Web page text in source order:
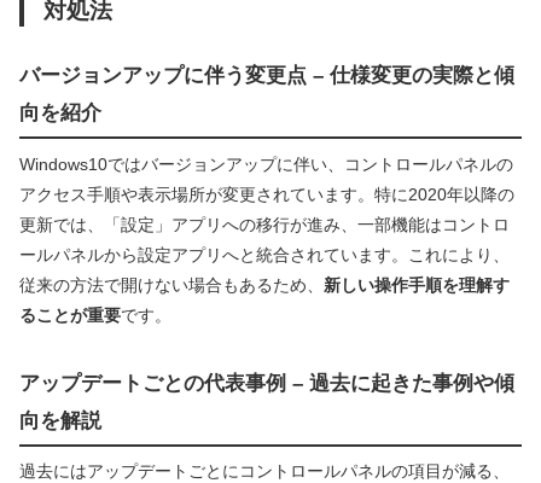
対処法
バージョンアップに伴う変更点 – 仕様変更の実際と傾
向を紹介
Windows10ではバージョンアップに伴い、コントロールパネルの
アクセス手順や表示場所が変更されています。特に2020年以降の
更新では、「設定」アプリへの移行が進み、一部機能はコントロ
ールパネルから設定アプリへと統合されています。これにより、
従来の方法で開けない場合もあるため、 新しい操作手順を理解す
ることが重要です。
アップデートごとの代表事例 – 過去に起きた事例や傾
向を解説
過去にはアップデートごとにコントロールパネルの項目が減る、